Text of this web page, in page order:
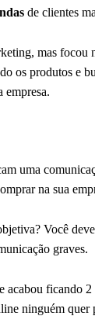
de clientes
mas focou
os produtos e
empresa.
uma
na sua
Você
graves.
ficando
ninguém